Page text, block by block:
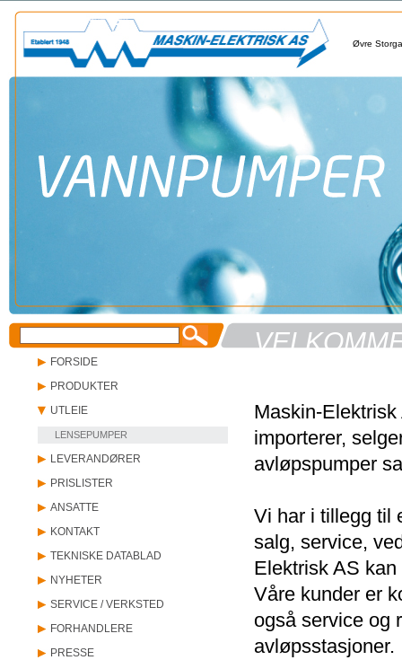
Øvre
FORSIDE
PRODUKTER
UTLEIE
LENSEPUMPER
LEVERANDØRER
PRISLISTER
ANSATTE
KONTAKT
TEKNISKE DATABLAD
NYHETER
SERVICE / VERKSTED
FORHANDLERE
PRESSE
Maskin-
importerer,
avløpspumper
Vi har i tillegg til
salg, service,
Elektrisk AS
Våre kunder er
også service og
avløpsstasjoner.